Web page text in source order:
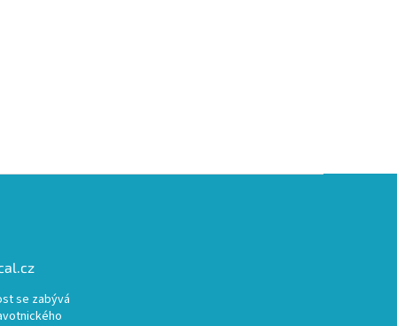
se zabývá